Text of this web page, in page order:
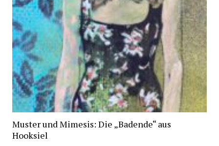
Muster und Mimesis: Die „Badende“ aus
Hooksiel